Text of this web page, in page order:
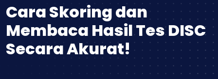
Cara Skoring dan
Membaca Hasil Tes DISC
Secara Akurat!